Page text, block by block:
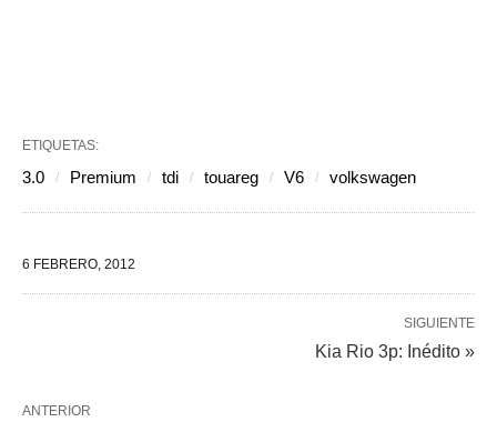
ETIQUETAS:
3.0 Premium tdi touareg V6 volkswagen
6 FEBRERO, 2012
SIGUIENTE
Kia Rio 3p: Inédito »
ANTERIOR